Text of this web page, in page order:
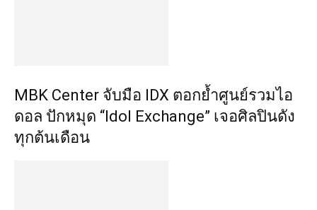
MBK Center จับมือ IDX ตอกย้ำศูนย์รวมไอ
ดอล ปักหมุด “Idol Exchange” เจอศิลปินดัง
ทุกต้นเดือน